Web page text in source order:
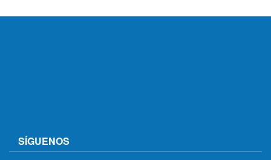
SÍGUENOS